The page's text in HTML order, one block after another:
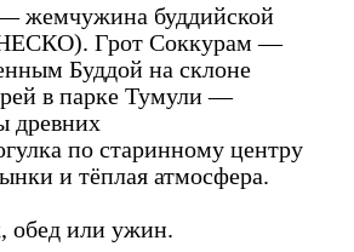
жемчужина буддийской
Грот Соккурам —
Буддой на склоне
в парке Тумули —
древних
по старинному центру
и тёплая атмосфера.
обед или ужин.